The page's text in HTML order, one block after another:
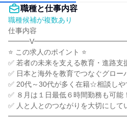
職種と仕事内容
職種候補が複数あり
仕事内容
⭐ この求人のポイント ⭐
✅ 若者の未来を支える教育・進路支
✅ 日本と海外を教育でつなぐグロー
✅ 20代～30代が多く在籍☆相談し
✅ ８月は１日最低６時間勤務も可能
✅ 人と人とのつながりを大切にして